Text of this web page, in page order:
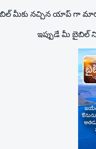
మీకు నచ్చిన యాప్ గా
ఇప్పుడే మీ బైబిల్